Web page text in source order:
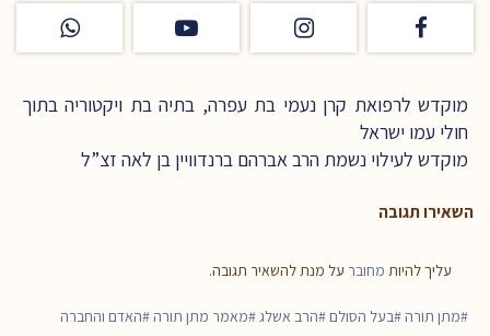
מוקדש לרפואת קרן נעמי בת עפרה, בתיה בת ויקטוריה בתוך
חולי עמו ישראל
מוקדש לעילוי נשמת הרב אברהם ברנדוויין בן לאה זצ”ל
השאירו תגובה
עליך להיות מחובר על מנת להשאיר תגובה.
מתן תורה בעל הסולם הרב אשלג מאמר מתן תורה האדם והחברה